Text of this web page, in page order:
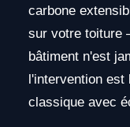
carbone
sur votre toiture
bâtiment n'est
l'intervention est
classique avec